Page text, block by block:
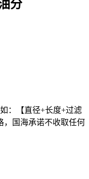
分
：【直径+长度+过滤
，国海承诺不收取任何